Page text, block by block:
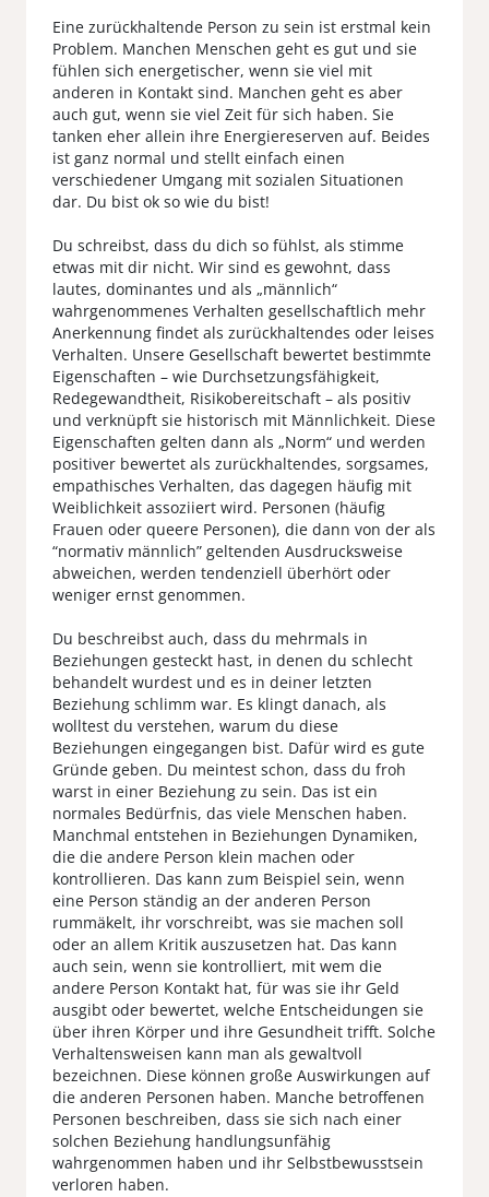
Eine zurückhaltende Person zu sein ist erstmal kein
Problem. Manchen Menschen geht es gut und sie
fühlen sich energetischer, wenn sie viel mit
anderen in Kontakt sind. Manchen geht es aber
auch gut, wenn sie viel Zeit für sich haben. Sie
tanken eher allein ihre Energiereserven auf. Beides
ist ganz normal und stellt einfach einen
verschiedener Umgang mit sozialen Situationen
dar. Du bist ok so wie du bist!
Du schreibst, dass du dich so fühlst, als stimme
etwas mit dir nicht. Wir sind es gewohnt, dass
lautes, dominantes und als „männlich“
wahrgenommenes Verhalten gesellschaftlich mehr
Anerkennung findet als zurückhaltendes oder leises
Verhalten. Unsere Gesellschaft bewertet bestimmte
Eigenschaften – wie Durchsetzungsfähigkeit,
Redegewandtheit, Risikobereitschaft – als positiv
und verknüpft sie historisch mit Männlichkeit. Diese
Eigenschaften gelten dann als „Norm“ und werden
positiver bewertet als zurückhaltendes, sorgsames,
empathisches Verhalten, das dagegen häufig mit
Weiblichkeit assoziiert wird. Personen (häufig
Frauen oder queere Personen), die dann von der als
“normativ männlich” geltenden Ausdrucksweise
abweichen, werden tendenziell überhört oder
weniger ernst genommen.
Du beschreibst auch, dass du mehrmals in
Beziehungen gesteckt hast, in denen du schlecht
behandelt wurdest und es in deiner letzten
Beziehung schlimm war. Es klingt danach, als
wolltest du verstehen, warum du diese
Beziehungen eingegangen bist. Dafür wird es gute
Gründe geben. Du meintest schon, dass du froh
warst in einer Beziehung zu sein. Das ist ein
normales Bedürfnis, das viele Menschen haben.
Manchmal entstehen in Beziehungen Dynamiken,
die die andere Person klein machen oder
kontrollieren. Das kann zum Beispiel sein, wenn
eine Person ständig an der anderen Person
rummäkelt, ihr vorschreibt, was sie machen soll
oder an allem Kritik auszusetzen hat. Das kann
auch sein, wenn sie kontrolliert, mit wem die
andere Person Kontakt hat, für was sie ihr Geld
ausgibt oder bewertet, welche Entscheidungen sie
über ihren Körper und ihre Gesundheit trifft. Solche
Verhaltensweisen kann man als gewaltvoll
bezeichnen. Diese können große Auswirkungen auf
die anderen Personen haben. Manche betroffenen
Personen beschreiben, dass sie sich nach einer
solchen Beziehung handlungsunfähig
wahrgenommen haben und ihr Selbstbewusstsein
verloren haben.